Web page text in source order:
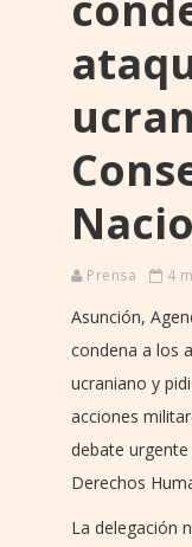
Prensa 4
Asunción,
condena a los
ucraniano y
acciones
debate
Derechos
La delegación